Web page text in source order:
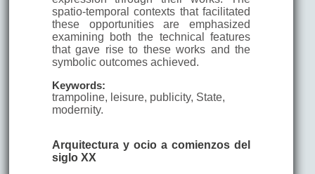
spatio-temporal contexts that facilitated
these opportunities are emphasized
examining both the technical features
that gave rise to these works and the
symbolic outcomes achieved.
Keywords:
trampoline, leisure, publicity, State,
modernity.
Arquitectura y ocio a comienzos del
siglo XX